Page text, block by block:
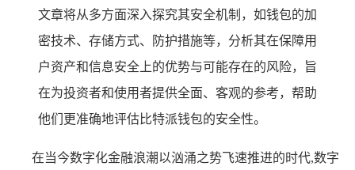
文章将从多方面深入探究其安全机制，如钱包的加
密技术、存储方式、防护措施等，分析其在保障用
户资产和信息安全上的优势与可能存在的风险，旨
在为投资者和使用者提供全面、客观的参考，帮助
他们更准确地评估比特派钱包的安全性。
在当今数字化金融浪潮以汹涌之势飞速推进的时代,数字